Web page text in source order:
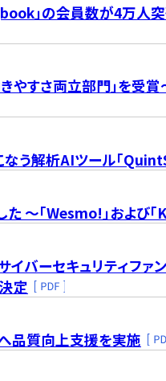
」の会員数が4万
やすさ両立部門」を受
う解析AIツール「
～「Wesmo!」および
イバーセキュリティフ
定
品質向上支援を実施